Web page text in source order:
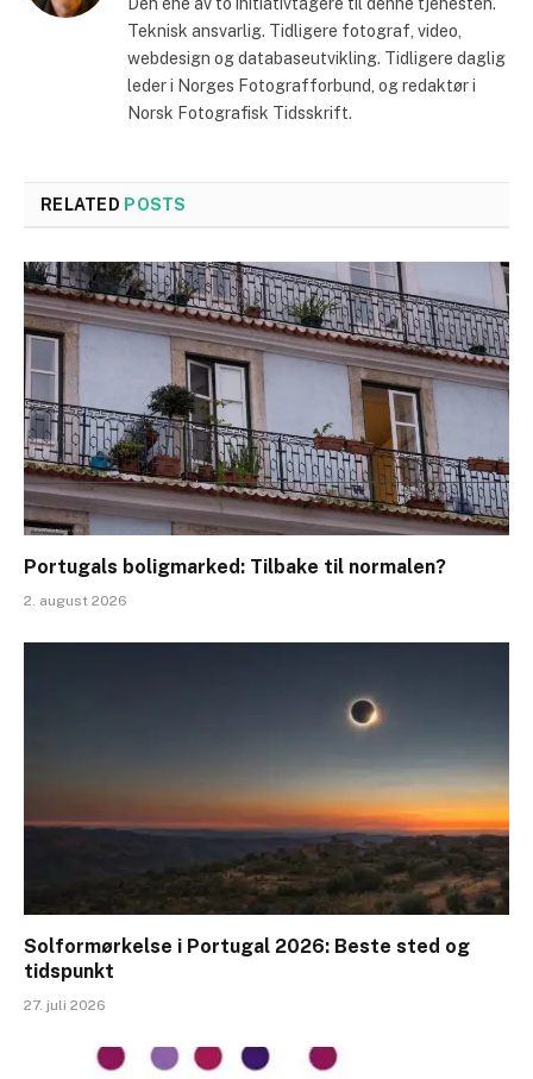
Den ene av to initiativtagere til denne tjenesten.
Teknisk ansvarlig. Tidligere fotograf, video,
webdesign og databaseutvikling. Tidligere daglig
leder i Norges Fotografforbund, og redaktør i
Norsk Fotografisk Tidsskrift.
RELATED POSTS
Portugals boligmarked: Tilbake til normalen?
2. august 2026
Solformørkelse i Portugal 2026: Beste sted og
tidspunkt
27. juli 2026